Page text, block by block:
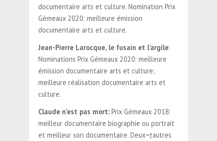
documentaire arts et culture. Nomination Prix
Gémeaux 2020: meilleure émission
documentaire arts et culture.
Jean-Pierre Larocque, le fusain et l’argile:
Nominations Prix Gémeaux 2020: meilleure
émission documentaire arts et culture;
meilleure réalisation documentaire arts et
culture.
Claude n’est pas mort: Prix Gémeaux 2018:
meilleur documentaire biographie ou portrait
et meilleur son documentaire. Deux¬†autres